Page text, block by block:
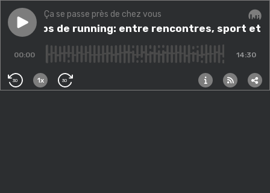
Play episodeLes clubs de running: entre rencontres, sport et
Ça se passe près de chez vous
Les clubs de running: entre rencontres, sport et
00:00 14:30
30 1x 30